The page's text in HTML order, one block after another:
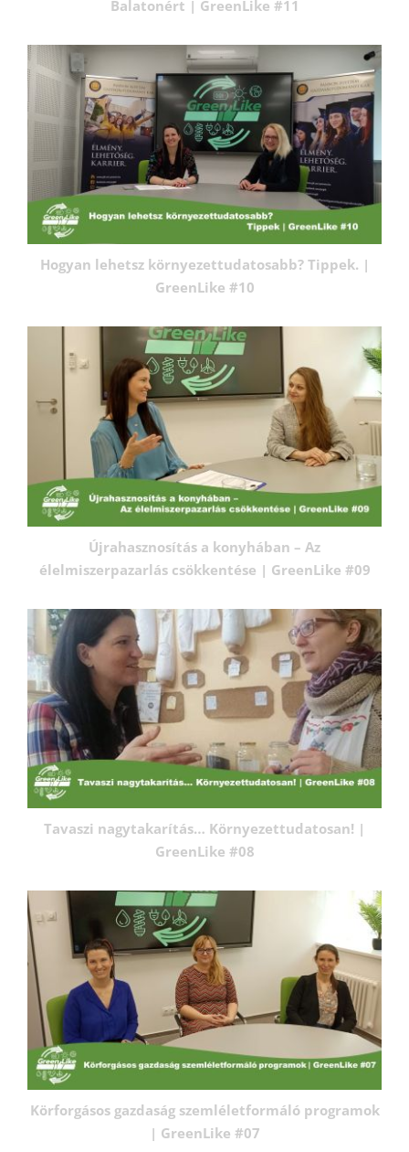
Balatonért | GreenLike #11
Hogyan lehetsz környezettudatosabb? Tippek. |
GreenLike #10
Újrahasznosítás a konyhában – Az
élelmiszerpazarlás csökkentése | GreenLike #09
Tavaszi nagytakarítás… Környezettudatosan! |
GreenLike #08
Körforgásos gazdaság szemléletformáló programok
| GreenLike #07